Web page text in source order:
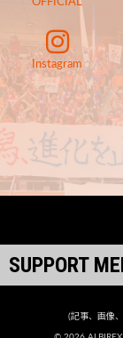
Instagram
SUPPORT
(記事、画像